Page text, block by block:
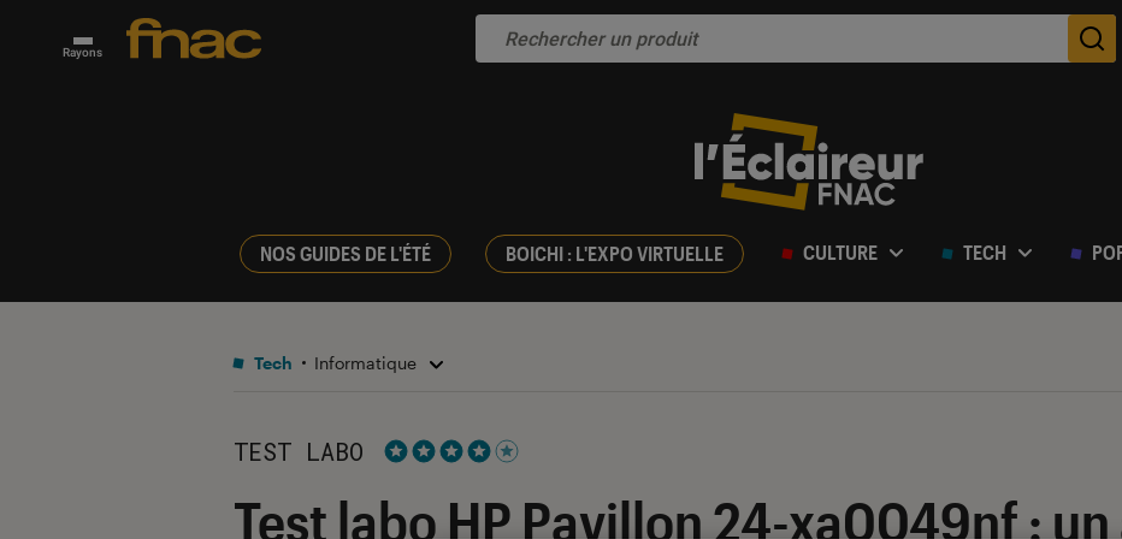
Rayons
NOS GUIDES DE L'ÉTÉ BOICHI : L'EXPO VIRTUELLE CULTURE TECH
Tech Informatique
TEST LABO
Test labo HP Pavillon 24-xa0049nf :